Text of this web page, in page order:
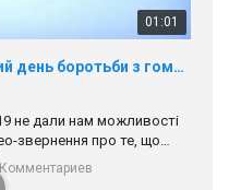
01:01
17 травня IDAHO. Міжнародний день боротьби з гомофобією трансфобією і біфобія.
не дали нам можливості
звернення про те, що
можемо зустрінеться, ми
цінності рівності та